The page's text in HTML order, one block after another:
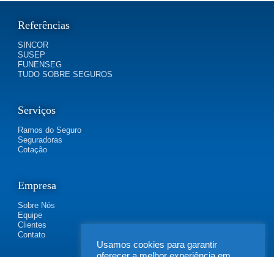
Referências
SINCOR
SUSEP
FUNENSEG
TUDO SOBRE SEGUROS
Serviços
Ramos do Seguro
Seguradoras
Cotação
Empresa
Sobre Nós
Equipe
Clientes
Contato
Usamos cookies para garantir